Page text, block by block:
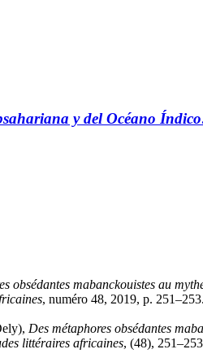
y del Océano Índico
obsédantes mabanckouistes au
, numéro 48, 2019, p.
Des métaphores obsédantes
littéraires africaines, (48),